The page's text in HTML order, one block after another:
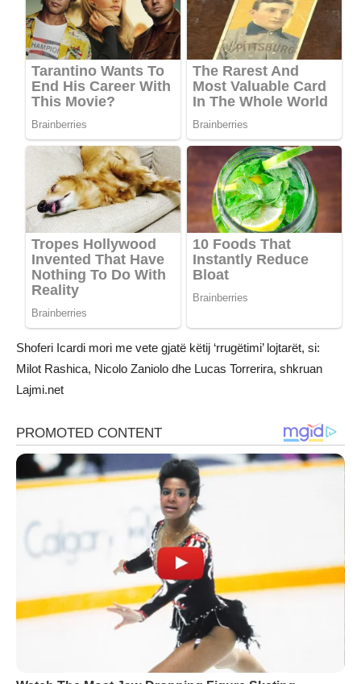
Shoferi Icardi mori me vete gjatë këtij ‘rrugëtimi’ lojtarët, si:
Milot Rashica, Nicolo Zaniolo dhe Lucas Torrerira, shkruan
Lajmi.net